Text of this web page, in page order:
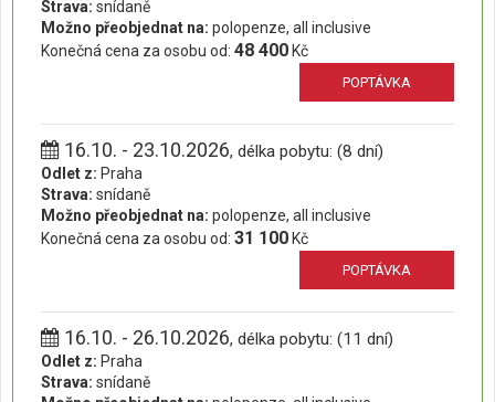
Strava: snídaně
Možno přeobjednat na: polopenze, all inclusive
Konečná cena za osobu od: 48 400 Kč
POPTÁVKA
16.10. - 23.10.2026, délka pobytu: (8 dní)
Odlet z: Praha
Strava: snídaně
Možno přeobjednat na: polopenze, all inclusive
Konečná cena za osobu od: 31 100 Kč
POPTÁVKA
16.10. - 26.10.2026, délka pobytu: (11 dní)
Odlet z: Praha
Strava: snídaně